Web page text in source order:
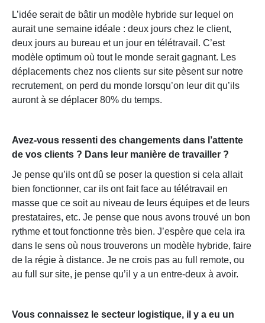
L’idée serait de bâtir un modèle hybride sur lequel on
aurait une semaine idéale : deux jours chez le client,
deux jours au bureau et un jour en télétravail. C’est
modèle optimum où tout le monde serait gagnant. Les
déplacements chez nos clients sur site pèsent sur notre
recrutement, on perd du monde lorsqu’on leur dit qu’ils
auront à se déplacer 80% du temps.
Avez-vous ressenti des changements dans l’attente
de vos clients ? Dans leur manière de travailler ?
Je pense qu’ils ont dû se poser la question si cela allait
bien fonctionner, car ils ont fait face au télétravail en
masse que ce soit au niveau de leurs équipes et de leurs
prestataires, etc. Je pense que nous avons trouvé un bon
rythme et tout fonctionne très bien. J’espère que cela ira
dans le sens où nous trouverons un modèle hybride, faire
de la régie à distance. Je ne crois pas au full remote, ou
au full sur site, je pense qu’il y a un entre-deux à avoir.
Vous connaissez le secteur logistique, il y a eu un